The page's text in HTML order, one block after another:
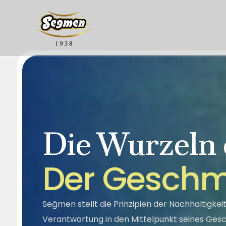
Über uns
Soziale Verantwortung Qualität
Die Wurzeln
Der Gesch
Seğmen stellt die Prinzipien der
Verantwortung in den Mittelpunkt seines